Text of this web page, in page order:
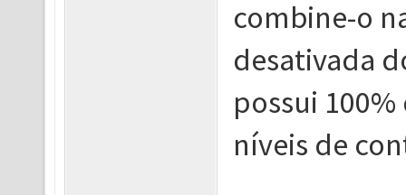
combine-o
desativada
possui
níveis de